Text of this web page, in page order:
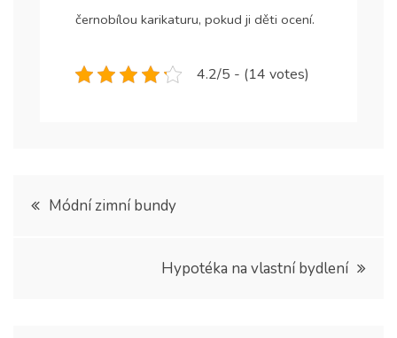
černobílou karikaturu, pokud ji děti ocení.
4.2/5 - (14 votes)
Navigace
Módní zimní bundy
Hypotéka na vlastní bydlení